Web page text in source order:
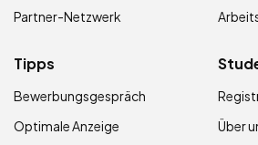
Partner-Netzwerk
Tipps
Bewerbungsgespräch
Optimale Anzeige
Über